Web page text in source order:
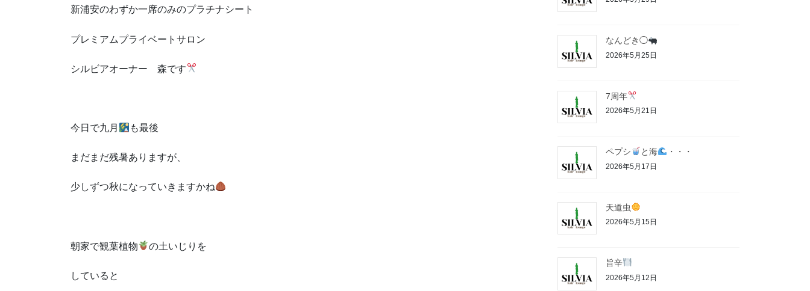
新浦安のわずか一席のみのプラチナシート
プレミアムプライベートサロン
シルビアオーナー 森です
今日で九月 も最後
まだまだ残暑ありますが、
少しずつ秋になっていきますかね
朝家で観葉植物 の土いじりを
していると
なんどき◯
2026年5月25日
7周年
2026年5月21日
ペプシ と海 ・・・
2026年5月17日
天道虫
2026年5月15日
旨辛
2026年5月12日